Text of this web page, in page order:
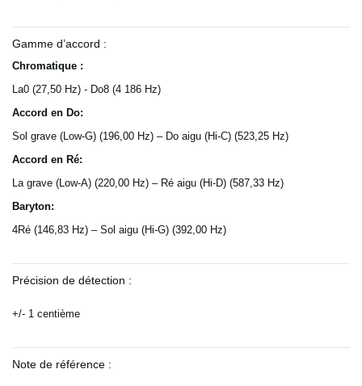
Gamme d’accord :
Chromatique :
La0 (27,50 Hz) - Do8 (4 186 Hz)
Accord en Do:
Sol grave (Low-G) (196,00 Hz) – Do aigu (Hi-C) (523,25 Hz)
Accord en Ré:
La grave (Low-A) (220,00 Hz) – Ré aigu (Hi-D) (587,33 Hz)
Baryton:
4Ré (146,83 Hz) – Sol aigu (Hi-G) (392,00 Hz)
Précision de détection :
+/- 1 centième
Note de référence :